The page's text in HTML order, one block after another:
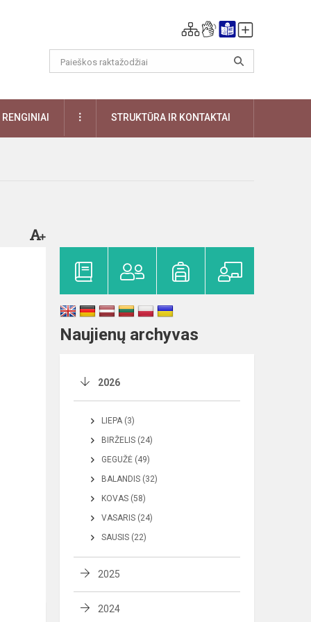
RENGINIAI DAUGIAUSTRUKTŪRA IR KONTAKTAI
Naujienų archyvas
2026
LIEPA (3)
BIRŽELIS (24)
GEGUŽĖ (49)
BALANDIS (32)
KOVAS (58)
VASARIS (24)
SAUSIS (22)
2025
2024